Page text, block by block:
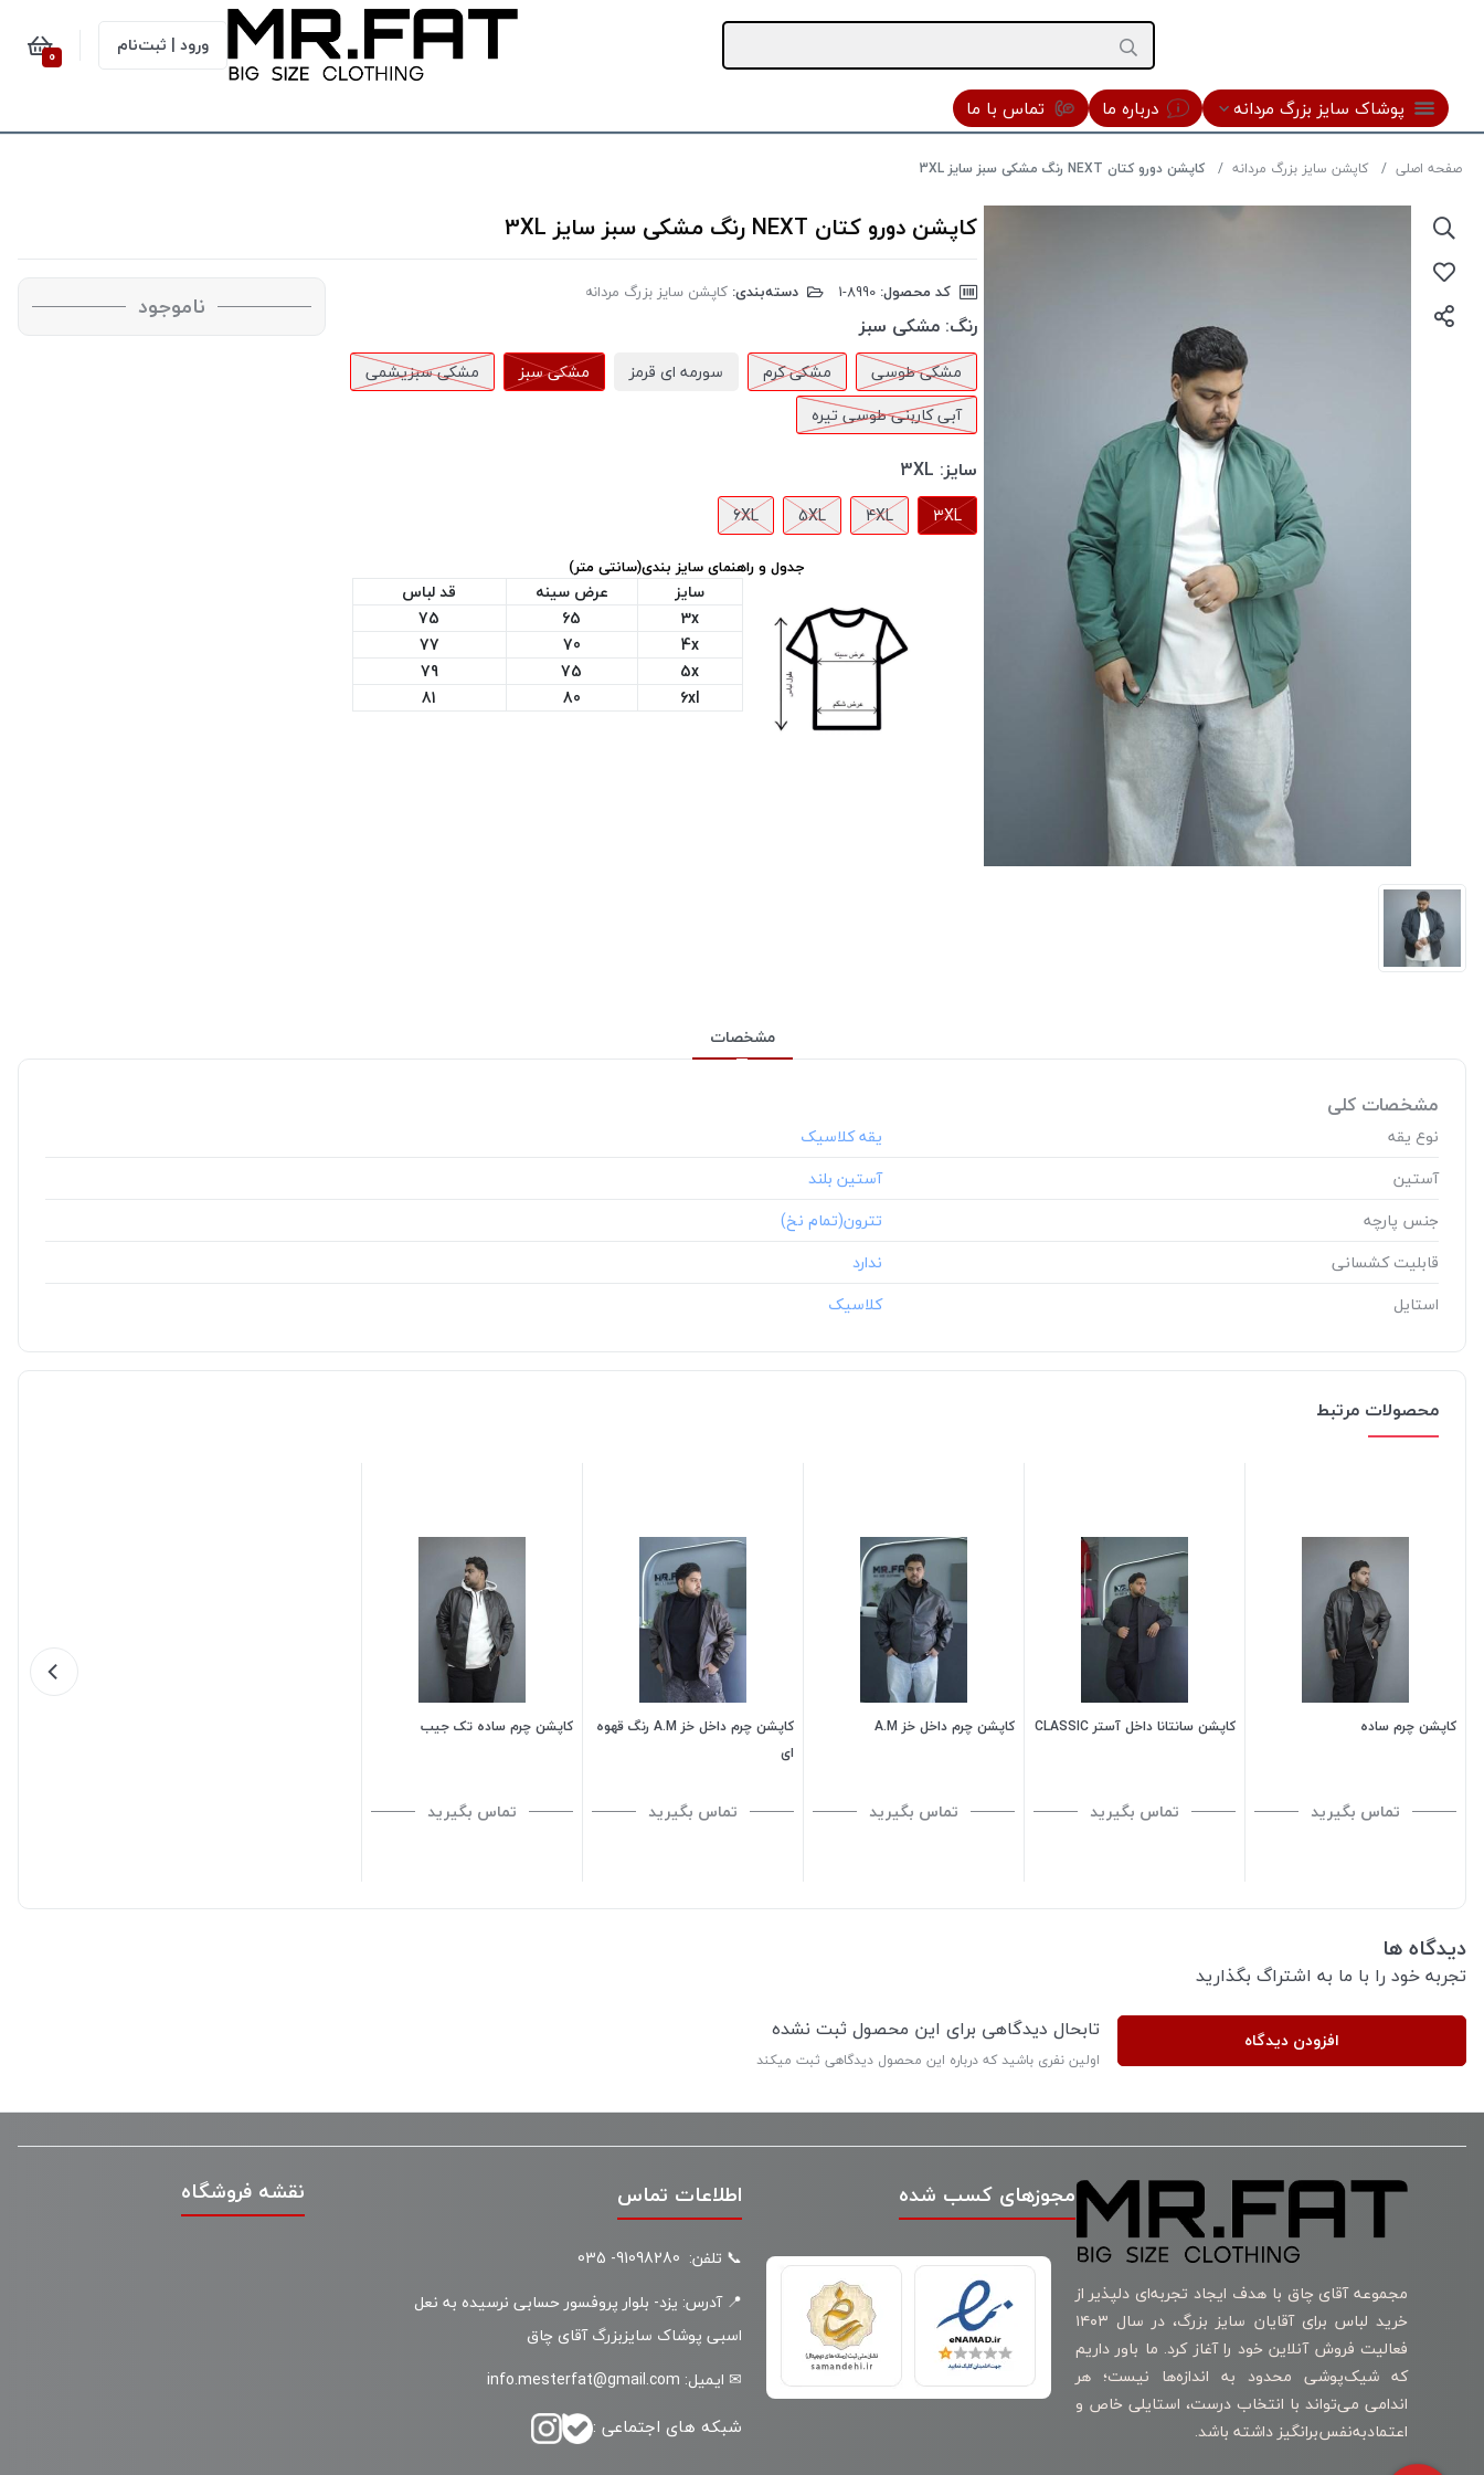
ورود | ثبت‌نام 0
پوشاک سایز بزرگ مردانه درباره ما تماس با ما
صفحه اصلی کاپشن سایز بزرگ مردانه کاپشن دورو کتان NEXT رنگ مشکی سبز سایز 3XL
کاپشن دورو کتان NEXT رنگ مشکی سبز سایز 3XL
کد محصول: دسته‌بندی: کاپشن سایز بزرگ مردانه
رنگ: مشکی سبز
مشکی طوسی مشکی کرم سورمه ای قرمز مشکی سبز
مشکی سبزیشمی
آبی کاربنی طوسی تیره
سایز: 3XL
3XL
4XL
5XL
6XL
جدول و راهنمای سایز بندی(سانتی متر)
سایز عرض سینه
قد لباس
3x
65
75
4x
70
77
5x
75
79
6xl
80
81
ناموجود
مشخصات
مشخصات کلی
نوع یقه
آستین
جنس پارچه
قابلیت کشسانی
استایل
محصولات مرتبط
کاپشن چرم ساده
تماس بگیرید
کاپشن سانتانا داخل آستر CLASSIC
تماس بگیرید
کاپشن چرم داخل خز A.M
تماس بگیرید
کاپشن چرم داخل خز A.M رنگ قهوه
ای
تماس بگیرید
کاپشن چرم ساده تک جیب
تماس بگیرید
دیدگاه ها
تجربه خود را با ما به اشتراگ بگذارید
افزودن دیدگاه تابحال دیدگاهی برای این محصول ثبت نشده
اولین نفری باشید که درباره این محصول دیدگاهی ثبت میکند
مجموعه آقای چاق با هدف ایجاد تجربه‌ای دلپذیر از
خرید لباس برای آقایان سایز بزرگ، در سال ۱۴۰۳
فعالیت فروش آنلاین خود را آغاز کرد. ما باور داریم
که شیک‌پوشی محدود به اندازه‌ها نیست؛ هر
اندامی می‌تواند با انتخاب درست، استایلی خاص و
اعتمادبه‌نفس‌برانگیز داشته باشد.
مجوزهای کسب شده اطلاعات تماس
📞 تلفن: 91098280- 035
📍 آدرس: یزد- بلوار پروفسور حسابی نرسیده به نعل
اسبی پوشاک سایزبزرگ آقای چاق
✉ ایمیل: info.mesterfat@gmail.com
شبکه های اجتماعی :
نقشه فروشگاه